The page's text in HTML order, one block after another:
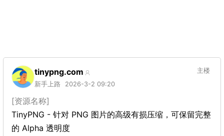
tinypng.com
新手上路 2026-3-2 09:20
主楼
[资源名称]
TinyPNG - 针对 PNG 图片的高级有损压缩，可保留完整
的 Alpha 透明度